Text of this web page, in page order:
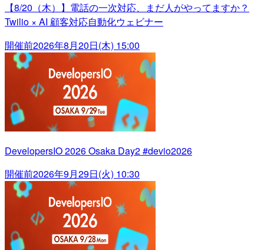
【8/20（木）】電話の一次対応、まだ人がやってますか？
Twilio × AI 顧客対応自動化ウェビナー
開催前2026年8月20日(木) 15:00
DevelopersIO 2026 Osaka Day2 #devio2026
開催前2026年9月29日(火) 10:30